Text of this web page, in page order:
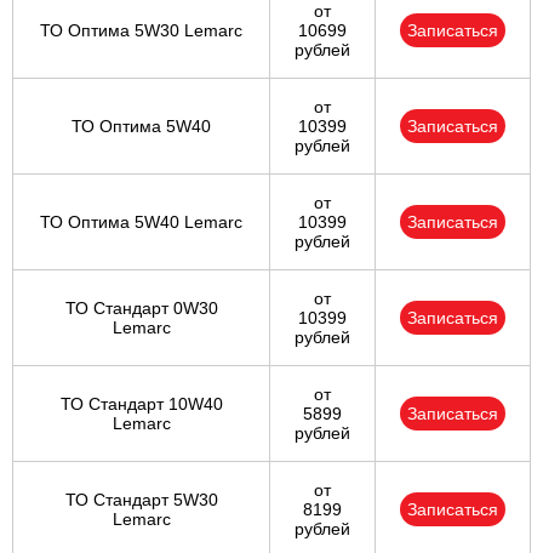
ТО Оптима 5W30 Lemarc
от
10699
рублей
Записаться
ТО Оптима 5W40
от
10399
рублей
Записаться
ТО Оптима 5W40 Lemarc
от
10399
рублей
Записаться
ТО Стандарт 0W30
Lemarc
от
10399
рублей
Записаться
ТО Стандарт 10W40
Lemarc
от
5899
рублей
Записаться
ТО Стандарт 5W30
Lemarc
от
8199
рублей
Записаться